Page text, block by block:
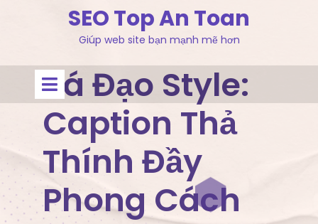
SEO Top An Toan
Giúp web site bạn mạnh mẽ hơn
Open
Menu
Bá Đạo Style:
Caption Thả
Thính Đầy
Phong Cách